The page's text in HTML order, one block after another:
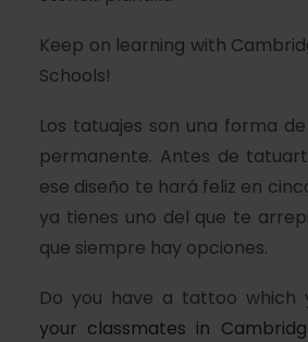
Keep on learning with
Schools!
Los tatuajes son una forma
permanente. Antes de
ese diseño te hará feliz en
ya tienes uno del que te
que siempre hay opciones.
Do you have a tattoo which
your classmates in